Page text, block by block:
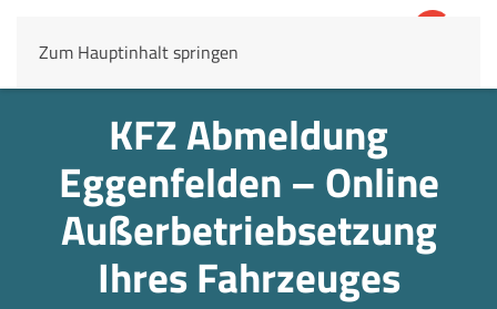
Zum Hauptinhalt springen
KFZ Abmeldung
Eggenfelden – Online
Außerbetrieb­setzung
Ihres Fahrzeuges